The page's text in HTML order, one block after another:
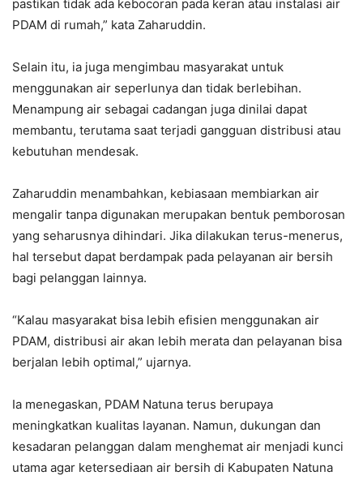
pastikan tidak ada kebocoran pada keran atau instalasi air
PDAM di rumah,” kata Zaharuddin.
Selain itu, ia juga mengimbau masyarakat untuk
menggunakan air seperlunya dan tidak berlebihan.
Menampung air sebagai cadangan juga dinilai dapat
membantu, terutama saat terjadi gangguan distribusi atau
kebutuhan mendesak.
Zaharuddin menambahkan, kebiasaan membiarkan air
mengalir tanpa digunakan merupakan bentuk pemborosan
yang seharusnya dihindari. Jika dilakukan terus-menerus,
hal tersebut dapat berdampak pada pelayanan air bersih
bagi pelanggan lainnya.
“Kalau masyarakat bisa lebih efisien menggunakan air
PDAM, distribusi air akan lebih merata dan pelayanan bisa
berjalan lebih optimal,” ujarnya.
Ia menegaskan, PDAM Natuna terus berupaya
meningkatkan kualitas layanan. Namun, dukungan dan
kesadaran pelanggan dalam menghemat air menjadi kunci
utama agar ketersediaan air bersih di Kabupaten Natuna